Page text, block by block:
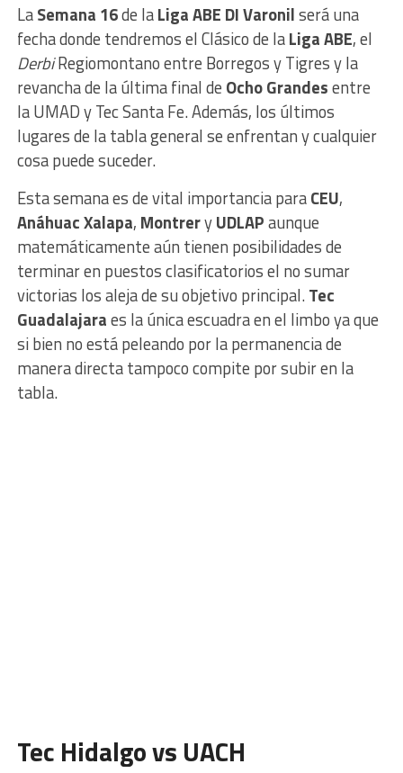
LaSemana 16de laLiga ABE DI Varonilserá una
fecha donde tendremos el Clásico de laLiga ABE, el
DerbiRegiomontano entre Borregos y Tigres y la
revancha de la última final de Ocho Grandesentre
la UMAD y Tec Santa Fe. Además, los últimos
lugares de la tabla general se enfrentan y cualquier
cosa puede suceder.
Esta semana es de vital importancia paraCEU,
Anáhuac Xalapa, MontreryUDLAPaunque
matemáticamente aún tienen posibilidades de
terminar en puestos clasificatorios el no sumar
victorias los aleja de su objetivo principal.Tec
Guadalajaraes la única escuadra en el limbo ya que
si bien no está peleando por la permanencia de
manera directa tampoco compite por subir en la
tabla.
Tec Hidalgo vs UACH